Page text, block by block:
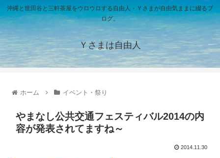
沖縄と世田谷と三軒茶屋をウロウロする自由人・Ｙさまが自由気ままに綴るブ
ログ。
Ｙさまは自由人
ホーム イベント・祭り
やまなし公共交通フェスティバル2014の内
容が発表されてますね～
2014.11.30